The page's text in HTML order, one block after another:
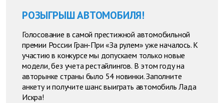
РОЗЫГРЫШ АВТОМОБИЛЯ!
Голосование в самой престижной автомобильной
премии России Гран-При «За рулем» уже началось. К
участию в конкурсе мы допускаем только новые
модели, без учета рестайлингов. В этом году на
авторынке страны было 54 новинки. Заполните
анкету и получите шанс выиграть автомобиль Лада
Искра!